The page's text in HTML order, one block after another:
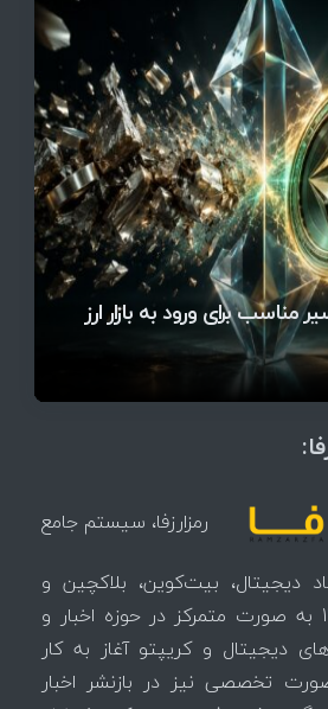
مناسب برای ورود به بازار ارز
اقتصاد دیجیتال اهمیت دارد؟
در جهان / مهم‌ترین
مشخص شد
رمزارزها / بیت‌کوین سبز شد
قیمت تتر، بیت‌کوین و اتریوم امروز دوشنبه ۵ مرداد
مرز را از دست بدهد، همه‌چیز
رقابت پنهان دولت‌ها بر سر بیت‌کوین/ ۱۰ کشور برتر
/ بیت‌کوین وارد فاز تازه شد
دیجیتال؛ شکایت میلیاردی روی
رمزارزفا، سیستم جامع
دیجیتال، بیت‌کوین، بلاکچین و
رمزارزها، از سال 1400 به صورت متمرکز در حوزه اخبار و
دیجیتال و کریپتو آغاز به کار
تخصصی نیز در بازنشر اخبار